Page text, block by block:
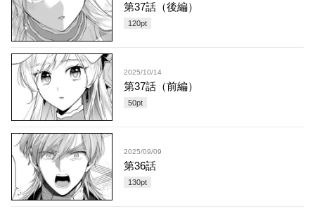
第37話（後編）
120pt
2025/10/14
第37話（前編）
50pt
2025/09/09
第36話
130pt